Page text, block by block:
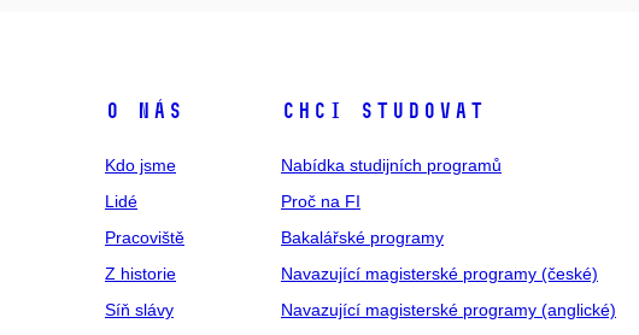
O NÁS
Kdo jsme
Lidé
Pracoviště
Z historie
Síň slávy
CHCI STUDOVAT
Nabídka studijních programů
Proč na FI
Bakalářské programy
Navazující magisterské programy (české)
Navazující magisterské programy (anglické)